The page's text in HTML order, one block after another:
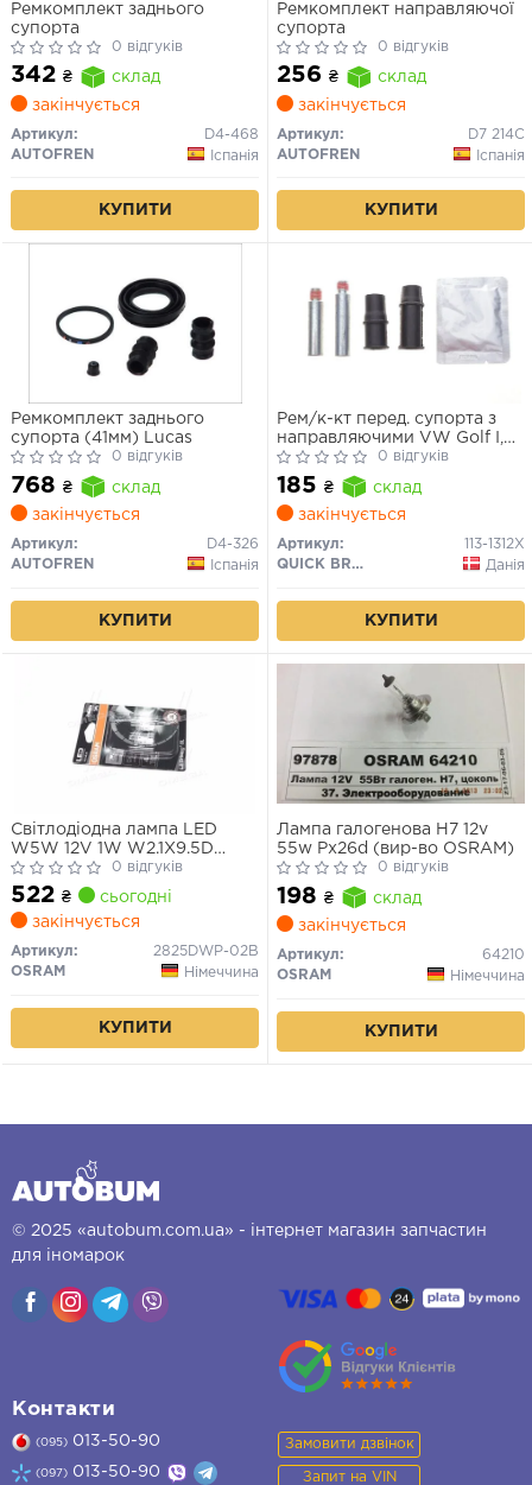
Ремкомплект заднього
супорта
0 відгуків
342 ₴
склад
закінчується
Артикул:
D4-468
AUTOFREN
Іспанія
КУПИТИ
Ремкомплект направляючої
супорта
0 відгуків
256 ₴
склад
закінчується
Артикул:
D7 214C
AUTOFREN
Іспанія
КУПИТИ
Ремкомплект заднього
супорта (41мм) Lucas
0 відгуків
768 ₴
склад
закінчується
Артикул:
D4-326
AUTOFREN
Іспанія
КУПИТИ
Рем/к-кт перед. супорта з
направляючими VW Golf I,
Jetta I, Scirocco 1.1-1.8 02.74-
07.92
0 відгуків
185 ₴
склад
закінчується
Артикул:
113-1312X
QUICK BRAKE
Данія
КУПИТИ
Світлодіодна лампа LED
W5W 12V 1W W2.1X9.5D
LEDriving SL (blister 2шт)
(вир-во OSRAM)
0 відгуків
522 ₴
сьогодні
закінчується
Артикул:
2825DWP-02B
OSRAM
Німеччина
КУПИТИ
Лампа галогенова H7 12v
55w Px26d (вир-во OSRAM)
0 відгуків
198 ₴
склад
закінчується
Артикул:
64210
OSRAM
Німеччина
КУПИТИ
© 2025 «autobum.com.ua» - інтернет магазин запчастин
для іномарок
Контакти
(095) 013-50-90
(097) 013-50-90
Замовити дзвінок
Запит на VIN